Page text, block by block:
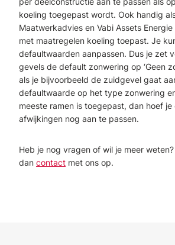
koeling toegepast wordt. Ook handig
Maatwerkadvies en Vabi Assets
met maatregelen koeling toepast. Je
defaultwaarden aanpassen. Dus je zet
gevels de default zonwering op ‘Geen
als je bijvoorbeeld de zuidgevel gaat
defaultwaarde op het type zonwering
meeste ramen is toegepast, dan hoef je
afwijkingen nog aan te passen.
Heb je nog vragen of wil je meer
dan contact met ons op.